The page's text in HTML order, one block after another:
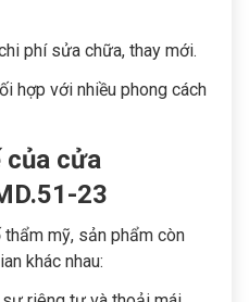
phí sửa chữa, thay mới.
hợp với nhiều phong cách
của cửa
23
mỹ, sản phẩm còn
khác nhau: